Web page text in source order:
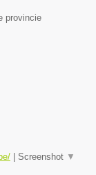
provincie
Screenshot ▼